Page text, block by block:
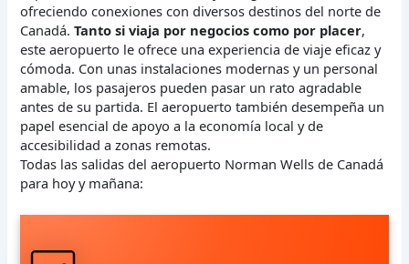
ofreciendo conexiones con diversos destinos del norte de
Canadá.Tanto si viaja por negocios como por placer,
este aeropuerto le ofrece una experiencia de viaje eficaz y
cómoda. Con unas instalaciones modernas y un personal
amable, los pasajeros pueden pasar un rato agradable
antes de su partida. El aeropuerto también desempeña un
papel esencial de apoyo a la economía local y de
accesibilidad a zonas remotas.
Todas las salidas del aeropuerto Norman Wells de Canadá
para hoy y mañana: